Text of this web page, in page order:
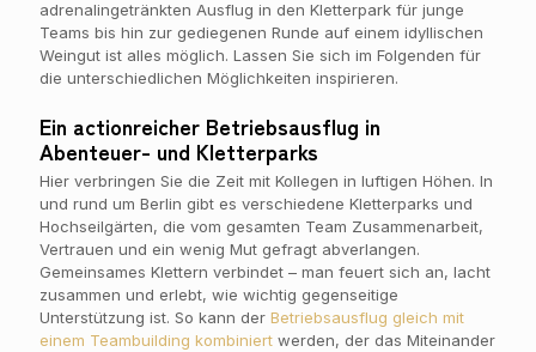
adrenalingetränkten Ausflug in den Kletterpark für junge
Teams bis hin zur gediegenen Runde auf einem idyllischen
Weingut ist alles möglich. Lassen Sie sich im Folgenden für
die unterschiedlichen Möglichkeiten inspirieren.
Ein actionreicher Betriebsausflug in
Abenteuer- und Kletterparks
Hier verbringen Sie die Zeit mit Kollegen in luftigen Höhen. In
und rund um Berlin gibt es verschiedene Kletterparks und
Hochseilgärten, die vom gesamten Team Zusammenarbeit,
Vertrauen und ein wenig Mut gefragt abverlangen.
Gemeinsames Klettern verbindet – man feuert sich an, lacht
zusammen und erlebt, wie wichtig gegenseitige
Unterstützung ist. So kann der Betriebsausflug gleich mit
einem Teambuilding kombiniert werden, der das Miteinander